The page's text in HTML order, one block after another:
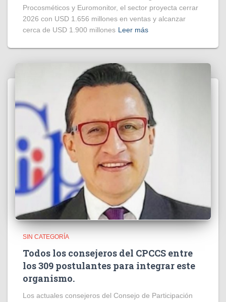
Procosméticos y Euromonitor, el sector proyecta cerrar
2026 con USD 1.656 millones en ventas y alcanzar
cerca de USD 1.900 millones Leer más
SIN CATEGORÍA
Todos los consejeros del CPCCS entre
los 309 postulantes para integrar este
organismo.
Los actuales consejeros del Consejo de Participación